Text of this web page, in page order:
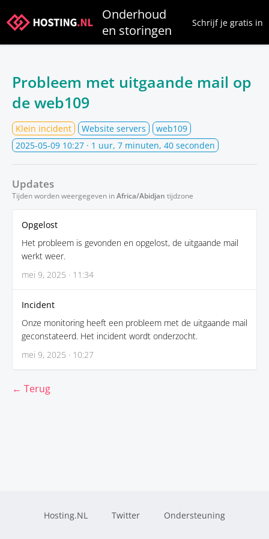
Onderhoud
en storingen
Schrijf je gratis in
Probleem met uitgaande mail op
de web109
Klein incident Website servers
web109
2025-05-09 10:27 · 1 uur, 7 minuten, 40 seconden
Updates
Tijden worden weergegeven inAfrica/Abidjan tijdzone
Opgelost
Het probleem is gevonden en opgelost, de uitgaande mail
werkt weer.
mei 9, 2025 · 11:34
Incident
Onze monitoring heeft een probleem met de uitgaande mail
geconstateerd. Het incident wordt onderzocht.
mei 9, 2025 · 10:27
← Terug
Hosting.NL Twitter Ondersteuning